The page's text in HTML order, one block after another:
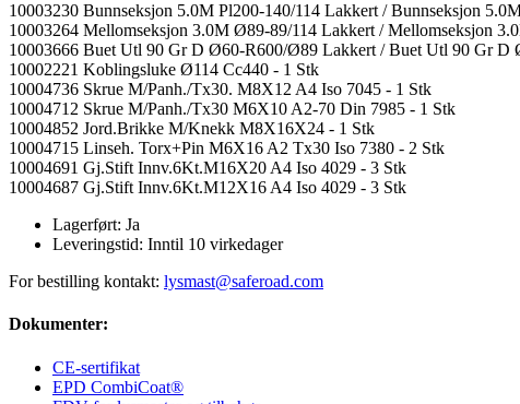
10003230 Bunnseksjon 5.0M Pl200-140/114 Lakkert / Bunnseksjon
10003264 Mellomseksjon 3.0M Ø89-89/114 Lakkert / Mellomseksjon
10003666 Buet Utl 90 Gr D Ø60-R600/Ø89 Lakkert / Buet Utl 90 Gr D
10002221 Koblingsluke Ø114 Cc440 - 1 Stk
10004736 Skrue M/Panh./Tx30. M8X12 A4 Iso 7045 - 1 Stk
10004712 Skrue M/Panh./Tx30 M6X10 A2-70 Din 7985 - 1 Stk
10004852 Jord.Brikke M/Knekk M8X16X24 - 1 Stk
10004715 Linseh. Torx+Pin M6X16 A2 Tx30 Iso 7380 - 2 Stk
10004691 Gj.Stift Innv.6Kt.M16X20 A4 Iso 4029 - 3 Stk
10004687 Gj.Stift Innv.6Kt.M12X16 A4 Iso 4029 - 3 Stk
Lagerført: Ja
Leveringstid: Inntil 10 virkedager
For bestilling kontakt: lysmast@saferoad.com
Dokumenter:
CE-sertifikat
EPD CombiCoat®